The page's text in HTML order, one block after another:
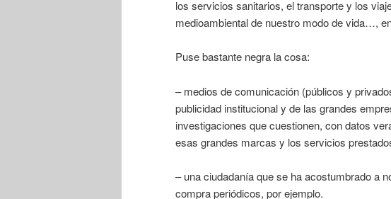
los servicios sanitarios, el transporte y los
medioambiental de nuestro modo de vida…,
Puse bastante negra la cosa:
– medios de comunicación (públicos y
publicidad institucional y de las grandes
investigaciones que cuestionen, con datos
esas grandes marcas y los servicios
– una ciudadanía que se ha acostumbrado a
compra periódicos, por ejemplo.